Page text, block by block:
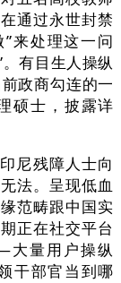
通过永世封禁
来处理这一问
有目生人操纵
政商勾连的一
硕士，披露详
尼残障人士向
法。呈现低血
范畴跟中国实
正在社交平台
量用户操纵
干部官当到哪